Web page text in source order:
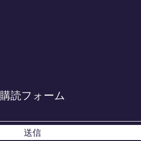
購読フォーム
送信